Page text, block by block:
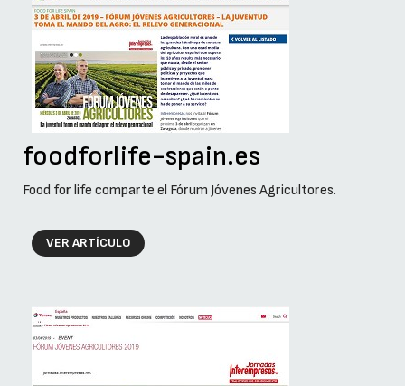
foodforlife-spain.es
Food for life comparte el Fórum Jóvenes Agricultores.
VER ARTÍCULO